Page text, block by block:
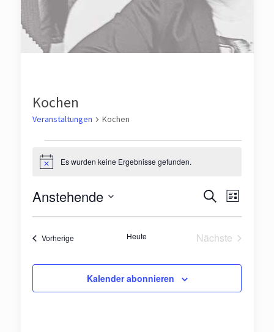
Kochen
Veranstaltungen Kochen
Veranstaltungen
HinweisEs wurden keine Ergebnisse gefunden.
Suche
und
Suche Liste
Anstehende
Datum
Vorherige VeranstaltungenHeute
Nächste
Kalender abonnieren